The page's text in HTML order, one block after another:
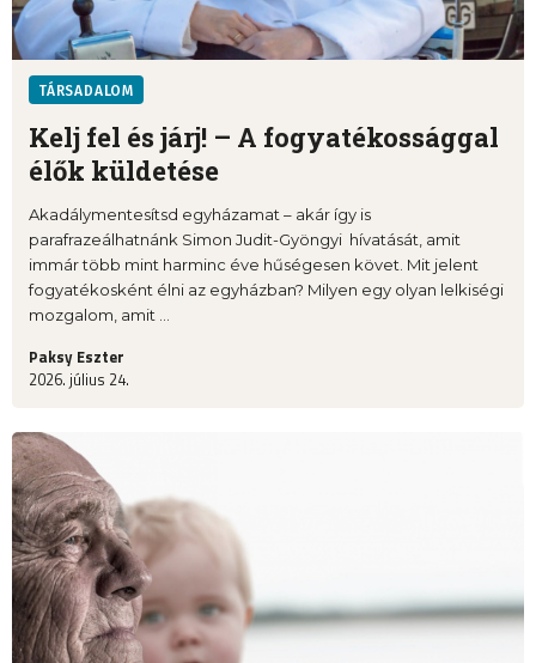
TÁRSADALOM
Kelj fel és járj! – A fogyatékossággal
élők küldetése
Akadálymentesítsd egyházamat – akár így is
parafrazeálhatnánk Simon Judit-Gyöngyi hívatását, amit
immár több mint harminc éve hűségesen követ. Mit jelent
fogyatékosként élni az egyházban? Milyen egy olyan lelkiségi
mozgalom, amit ...
Paksy Eszter
2026. július 24.